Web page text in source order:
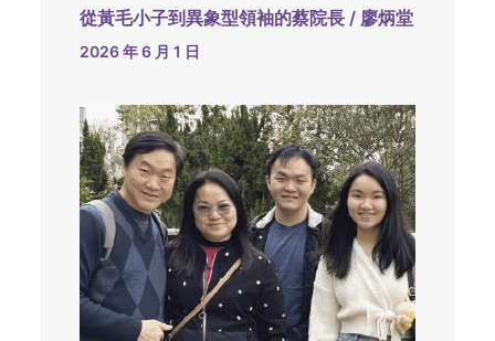
從黃毛小子到異象型領袖的蔡院長 / 廖炳堂
2026 年 6 月 1 日